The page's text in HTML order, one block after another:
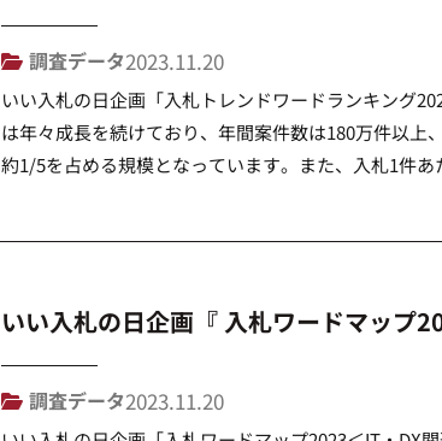
調査データ2023.11.20
いい入札の日企画「入札トレンドワードランキング
は年々成長を続けており、年間案件数は180万件以上
約1/5を占める規模となっています。また、入札1件
いい入札の日企画『 入札ワードマップ
調査データ2023.11.20